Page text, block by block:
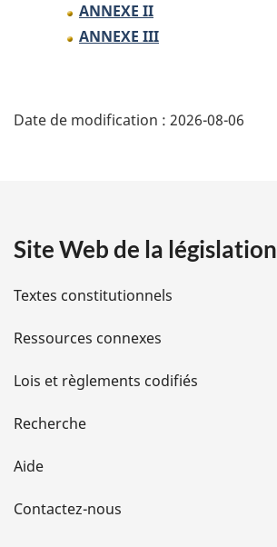
ANNEXE II
ANNEXE III
é
i
l
s
d
e
l
Date de modification : 2026-08-06
Site Web de la législation
Textes constitutionnels
Ressources connexes
Lois et règlements codifiés
Recherche
Aide
Contactez-nous